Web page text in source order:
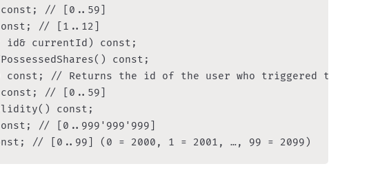
// [0..59]
// [1..12]
id& currentId) const;
const;
// Returns the id of the user who triggered the entire
const; // [0..59]
const;
// [0..999'999'999]
// [0..99] (0 = 2000, 1 = 2001, …, 99 = 2099)